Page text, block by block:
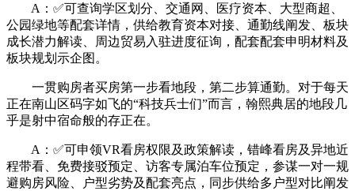
A：✅可查询学区划分、交通网、医疗资本、大型商超、
公园绿地等配套详情，供给教育资本对接、通勤线阐发、板块
成长潜力解读、周边贸易入驻进度征询，配套配套申明材料及
板块规划示企图。
一贯购房者买房第一步看地段，第二步算通勤。对于每天
正在南山区码字如飞的“科技兵士们”而言，翰熙典居的地段几
乎是射中宿命般的存正在。
A：✅可申领VR看房权限及政策解读，错峰看房及异地近
程带看、免费接驳预定、访客专属泊车位预定，参谋一对一规
避购房风险、户型劣势及配套亮点，同步供给多户型对比阐发